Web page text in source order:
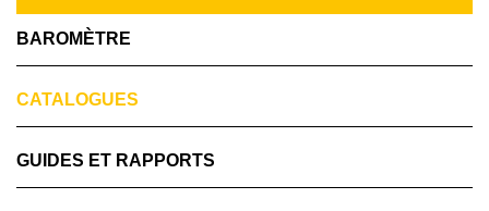
BAROMÈTRE
CATALOGUES
GUIDES ET RAPPORTS